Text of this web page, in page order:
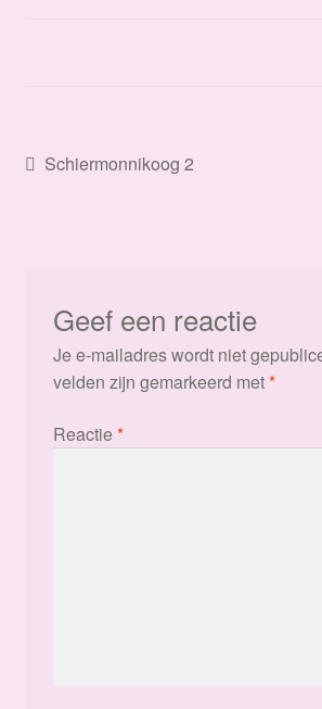
Bericht
Vorig
Schiermonnikoog 2
Geef een reactie
Je e-mailadres wordt niet
velden zijn gemarkeerd met*
Reactie*